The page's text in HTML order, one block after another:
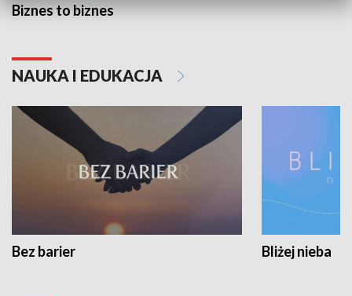
Biznes to biznes
NAUKA I EDUKACJA
Bez barier Bliżej nieba